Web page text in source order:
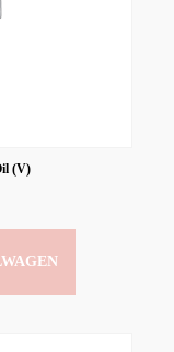
(V)